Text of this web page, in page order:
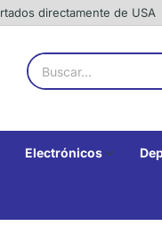
directamente de USA
Electrónicos